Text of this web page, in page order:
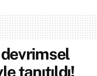
tanıtıldı!